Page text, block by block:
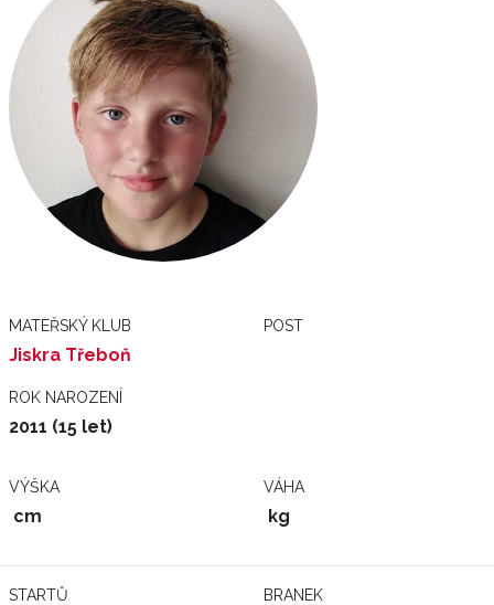
MATEŘSKÝ KLUB
Jiskra Třeboň
POST
ROK NAROZENÍ
2011 (15 let)
VÝŠKA
cm
VÁHA
kg
STARTŮ BRANEK